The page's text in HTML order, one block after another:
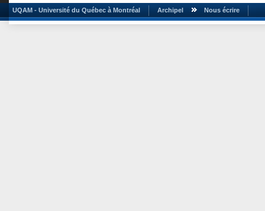
UQAM - Université du Québec à Montréal Archipel Nous écrire